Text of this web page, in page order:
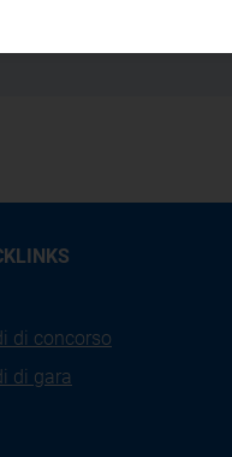
di concorso
di gara